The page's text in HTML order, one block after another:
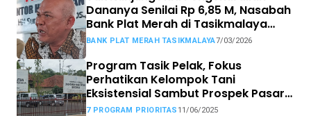
Dananya Senilai Rp 6,85 M, Nasabah
Bank Plat Merah di Tasikmalaya
Siap Tempuh Jalur Hukum.
BANK PLAT MERAH TASIKMALAYA7/03/2026
Program Tasik Pelak, Fokus
Perhatikan Kelompok Tani
Eksistensial Sambut Prospek Pasar
MBG
7 PROGRAM PRIORITAS 11/06/2025